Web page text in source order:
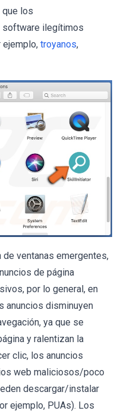
que los
ilegítimos
ejemplo, troyanos,
de ventanas emergentes,
de página
por lo general, en
anuncios disminuyen
ya que se
y ralentizan la
clic, los anuncios
web maliciosos/poco
descargar/instalar
ejemplo, PUAs). Los